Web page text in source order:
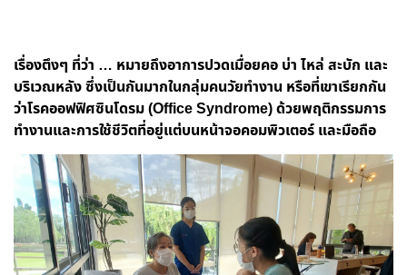
เรื่องตึงๆ ที่ว่า … หมายถึงอาการปวดเมื่อยคอ บ่า ไหล่ สะบัก และ
บริเวณหลัง ซึ่งเป็นกันมากในกลุ่มคนวัยทำงาน หรือที่เขาเรียกกัน
ว่าโรคออฟฟิศซินโดรม (Office Syndrome)ด้วยพฤติกรรมการ
ทำงานและการใช้ชีวิตที่อยู่แต่บนหน้าจอคอมพิวเตอร์ และมือถือ